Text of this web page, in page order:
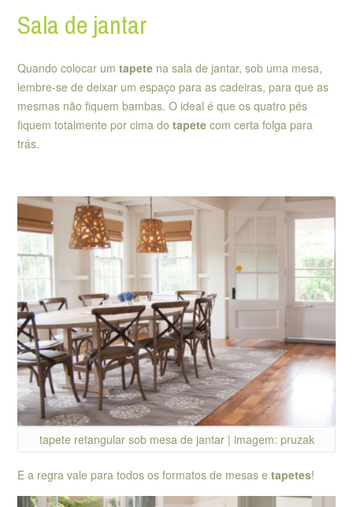
Sala de jantar
Quando colocar um tapete na sala de jantar, sob uma mesa,
lembre-se de deixar um espaço para as cadeiras, para que as
mesmas não fiquem bambas. O ideal é que os quatro pés
fiquem totalmente por cima do tapete com certa folga para
trás.
tapete retangular sob mesa de jantar | imagem: pruzak
E a regra vale para todos os formatos de mesas e tapetes!